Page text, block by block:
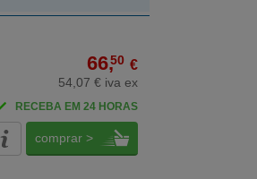
66,50 €
54,07 € iva ex
RECEBA EM 24 HORAS
comprar >